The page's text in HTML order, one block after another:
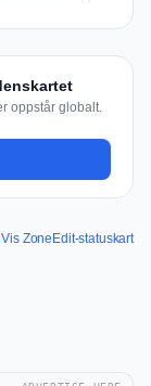
oppstår globalt.
Vis ZoneEdit-statuskart